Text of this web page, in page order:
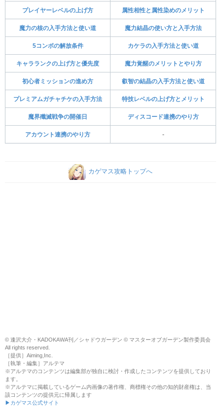
プレイヤーレベルの上げ方 属性相性と属性染めのメリット
魔力の核の入手方法と使い道 魔力結晶の使い方と入手方法
5コンボの解放条件 カケラの入手方法と使い道
キャラランクの上げ方と優先度 魔力覚醒のメリットとやり方
初心者ミッションの進め方 叡智の結晶の入手方法と使い道
プレミアムガチャチケの入手方法 特技レベルの上げ方とメリット
魔界殲滅戦争の開催日 ディスコード連携のやり方
アカウント連携のやり方 -
カゲマス攻略トップへ
© 逢沢大介・KADOKAWA刊／シャドウガーデン © マスターオブガーデン製作委員会
All rights reserved.
［提供］Aiming,Inc.
［執筆・編集］アルテマ
※アルテマのコンテンツは編集部が独自に検討・作成したコンテンツを提供しており
ます。
※アルテマに掲載しているゲーム内画像の著作権、商標権その他の知的財産権は、当
該コンテンツの提供元に帰属します
▶カゲマス公式サイト